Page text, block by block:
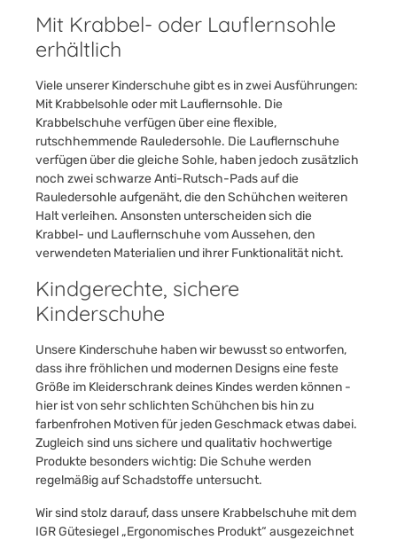
Mit Krabbel- oder Lauflernsohle
erhältlich
Viele unserer Kinderschuhe gibt es in zwei Ausführungen:
Mit Krabbelsohle oder mit Lauflernsohle. Die
Krabbelschuhe verfügen über eine flexible,
rutschhemmende Rauledersohle. Die Lauflernschuhe
verfügen über die gleiche Sohle, haben jedoch zusätzlich
noch zwei schwarze Anti-Rutsch-Pads auf die
Rauledersohle aufgenäht, die den Schühchen weiteren
Halt verleihen. Ansonsten unterscheiden sich die
Krabbel- und Lauflernschuhe vom Aussehen, den
verwendeten Materialien und ihrer Funktionalität nicht.
Kindgerechte, sichere
Kinderschuhe
Unsere Kinderschuhe haben wir bewusst so entworfen,
dass ihre fröhlichen und modernen Designs eine feste
Größe im Kleiderschrank deines Kindes werden können -
hier ist von sehr schlichten Schühchen bis hin zu
farbenfrohen Motiven für jeden Geschmack etwas dabei.
Zugleich sind uns sichere und qualitativ hochwertige
Produkte besonders wichtig: Die Schuhe werden
regelmäßig auf Schadstoffe untersucht.
Wir sind stolz darauf, dass unsere Krabbelschuhe mit dem
IGR Gütesiegel „Ergonomisches Produkt“ ausgezeichnet